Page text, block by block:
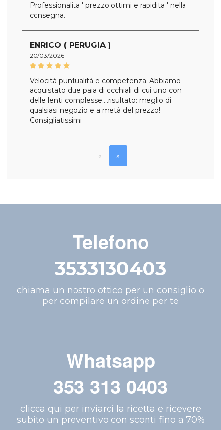
Professionalita ' prezzo ottimi e rapidita ' nella
consegna.
ENRICO ( PERUGIA )
20/03/2026
Velocità puntualità e competenza. Abbiamo
acquistato due paia di occhiali di cui uno con
delle lenti complesse....risultato: meglio di
qualsiasi negozio e a metà del prezzo!
Consigliatissimi
« »
Telefono
3533130403
chiama un nostro ottico per un consiglio o
per compilare un ordine per te
Whatsapp
353 313 0403
clicca qui per inviarci la ricetta e ricevere
subito un preventivo con sconti fino a 70%